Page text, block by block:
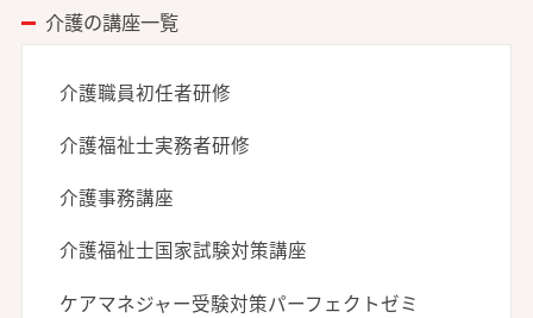
介護の講座一覧
介護職員初任者研修
介護福祉士実務者研修
介護事務講座
介護福祉士国家試験対策講座
ケアマネジャー受験対策パーフェクトゼミ